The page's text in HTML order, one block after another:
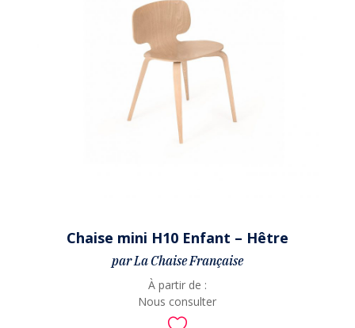
Chaise mini H10 Enfant – Hêtre
par La Chaise Française
À partir de :
Nous consulter